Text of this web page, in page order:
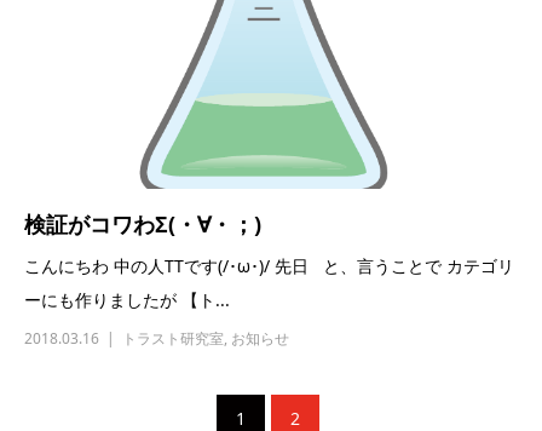
検証がコワわΣ(・∀・；)
こんにちわ 中の人TTです(/･ω･)/ 先日 と、言うことで カテゴリ
ーにも作りましたが 【ト...
2018.03.16 トラスト研究室, お知らせ
1 2